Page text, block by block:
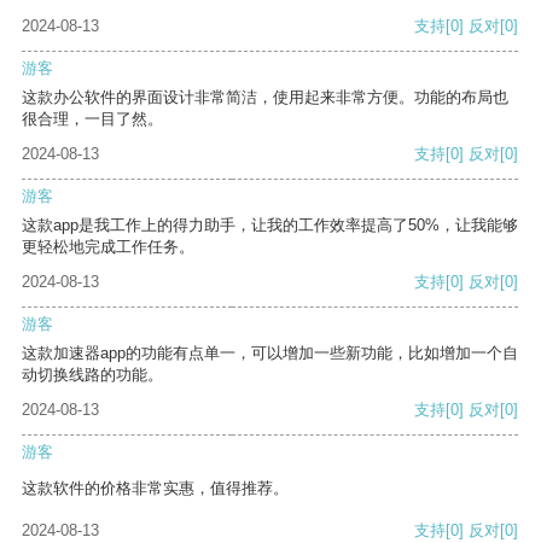
2024-08-13 支持[0] 反对[0]
游客
这款办公软件的界面设计非常简洁，使用起来非常方便。功能的布局也
很合理，一目了然。
2024-08-13
支持[0] 反对[0]
游客
这款app是我工作上的得力助手，让我的工作效率提高了50%，让我能够
更轻松地完成工作任务。
2024-08-13
支持[0] 反对[0]
游客
这款加速器app的功能有点单一，可以增加一些新功能，比如增加一个自
动切换线路的功能。
2024-08-13
支持[0] 反对[0]
游客
这款软件的价格非常实惠，值得推荐。
2024-08-13 支持[0] 反对[0]